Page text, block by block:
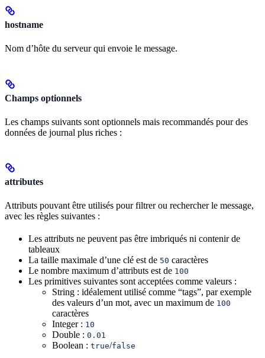
hostname
Nom d’hôte du serveur qui envoie le message.
Champs optionnels
Les champs suivants sont optionnels mais recommandés pour des
données de journal plus riches :
attributes
Attributs pouvant être utilisés pour filtrer ou rechercher le message,
avec les règles suivantes :
Les attributs ne peuvent pas être imbriqués ni contenir de
tableaux
La taille maximale d’une clé est de 50 caractères
Le nombre maximum d’attributs est de 100
Les primitives suivantes sont acceptées comme valeurs :
String : idéalement utilisé comme “tags”, par exemple
des valeurs d’un mot, avec un maximum de 100
caractères
Integer : 10
Double : 0.01
Boolean : true/false